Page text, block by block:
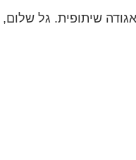
שיתופית. גל